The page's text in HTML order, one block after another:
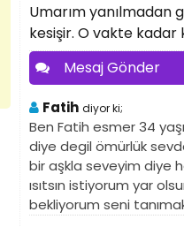
Umarım yanılmadan
kesişir. O vakte kadar
Mesaj Gönder
Fatih diyor ki;
Ben Fatih esmer 34
diye degil ömürlük
bir aşkla seveyim diye
ısıtsın istiyorum yar
bekliyorum seni